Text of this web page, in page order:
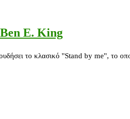
Ben E. King
το κλασικό ''Stand by me'', το